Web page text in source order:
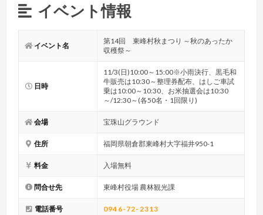
イベント情報
イベント名
第14回 東峰村秋まつり ～秋のあったか
収穫祭～
日時
11/3(日)10:00～15:00※小雨決行、黒毛和
牛販売は10:30～整理券配布、はしご車試
乗は10:00～10:30、お米抽選会は10:30
～/12:30～(各50名・1回限り)
会場 宝珠山グラウンド
住所 福岡県朝倉郡東峰村大字福井950-1
料金 入場無料
問合せ先 東峰村役場 農林観光課
電話番号 0946-72-2313